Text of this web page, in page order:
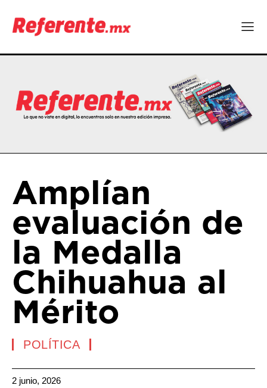
Amplían
evaluación de
la Medalla
Chihuahua al
Mérito
POLÍTICA
2 junio, 2026